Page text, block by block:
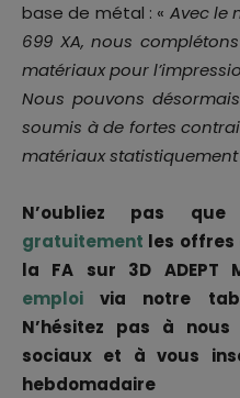
base de métal : « Avec le
699 XA, nous
matériaux pour
Nous pouvons
soumis à de fortes
matériaux statistiquement
N’oubliez pas
gratuitement les offres
la FA sur 3D ADEPT
emploi via notre
N’hésitez pas à
sociaux et à vous
hebdomadaire